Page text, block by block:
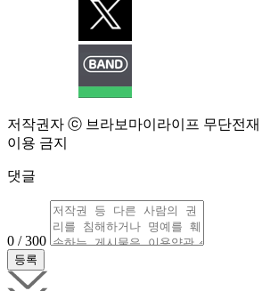
저작권자 ⓒ 브라보마이라이프 무단전
이용 금지
댓글
0 / 300